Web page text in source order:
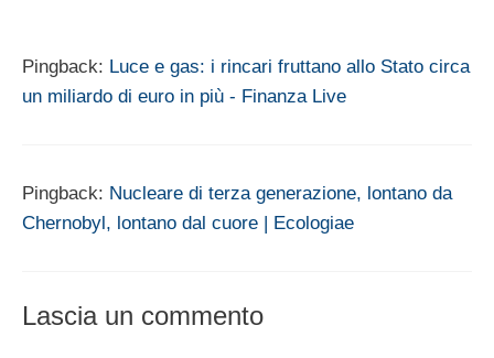
Pingback: Luce e gas: i rincari fruttano allo Stato circa
un miliardo di euro in più - Finanza Live
Pingback: Nucleare di terza generazione, lontano da
Chernobyl, lontano dal cuore | Ecologiae
Lascia un commento